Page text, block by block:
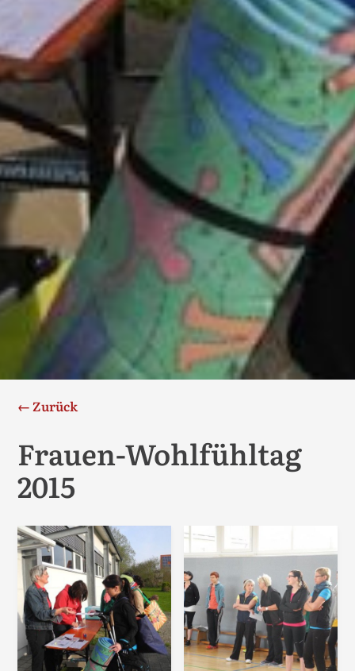
← Zurück
Frauen-Wohlfühltag
2015